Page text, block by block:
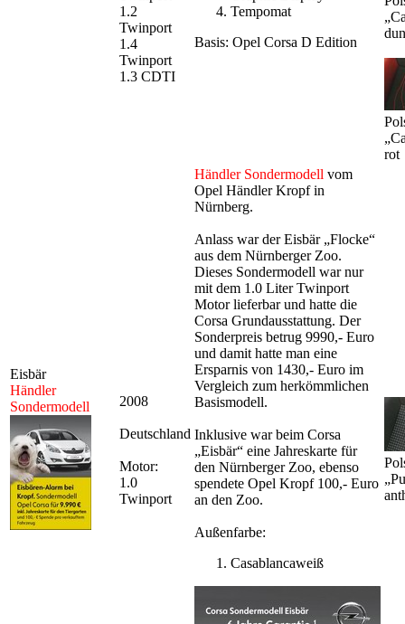
1.2
Twinport
1.4
Twinport
1.3 CDTI
Tempomat
Basis: Opel Corsa D Edition
rot
Eisbär
Händler
Sondermodell
2008
Deutschland
Motor:
1.0
Twinport
Händler Sondermodell vom
Opel Händler Kropf in
Nürnberg.
Anlass war der Eisbär „Flocke“
aus dem Nürnberger Zoo.
Dieses Sondermodell war nur
mit dem 1.0 Liter Twinport
Motor lieferbar und hatte die
Corsa Grundausstattung. Der
Sonderpreis betrug 9990,- Euro
und damit hatte man eine
Ersparnis von 1430,- Euro im
Vergleich zum herkömmlichen
Basismodell.
Inklusive war beim Corsa
„Eisbär“ eine Jahreskarte für
den Nürnberger Zoo, ebenso
spendete Opel Kropf 100,- Euro
an den Zoo.
Außenfarbe:
Casablancaweiß